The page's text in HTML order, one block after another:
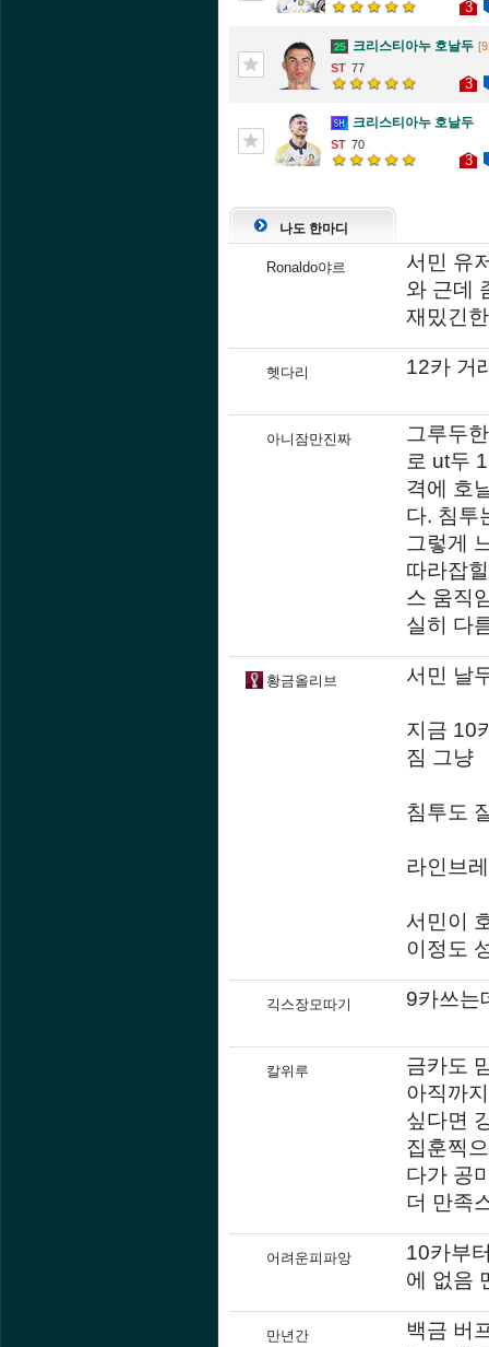
3
크리스티아누 호날두
77
3
크리스티아누 호날두
70
3
나도 한마디
Ronaldo야르
서민 유
와 근데
재밌긴
헷다리 12카 거
아니잠만진짜
그루두
로 ut두
격에 호
다. 침투
그렇게
따라잡
스 움직
실히 다
황금올리브 서민 날
지금 10
짐 그냥
침투도
라인브
서민이
이정도
긱스장모따기 9카쓰는
칼위루
금카도
아직까
싶다면
집훈찍
다가 공
더 만족
어려운피파앙
10카부
에 없음
만년간
백금 버